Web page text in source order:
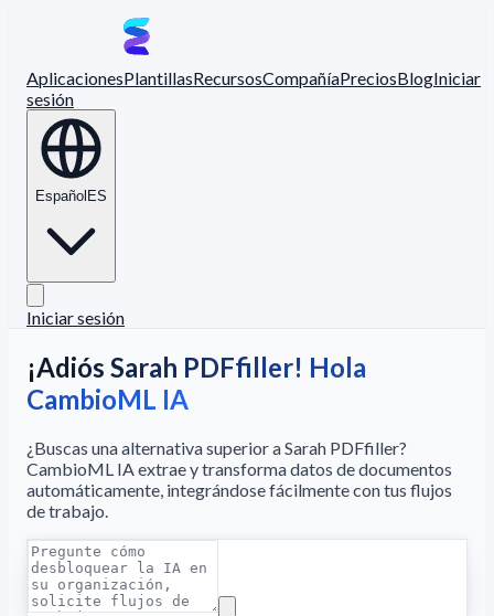
AplicacionesPlantillasRecursosCompañíaPreciosBlogIniciar
sesión
Español ES
Iniciar sesión
¡Adiós Sarah PDFfiller! Hola
CambioML IA
¿Buscas una alternativa superior a Sarah PDFfiller?
CambioML IA extrae y transforma datos de documentos
automáticamente, integrándose fácilmente con tus flujos
de trabajo.